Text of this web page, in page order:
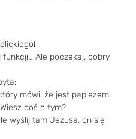
Ale poczekaj, dobry
mówi, że jest papieżem,
coś o tym?
wyślij tam Jezusa, on się